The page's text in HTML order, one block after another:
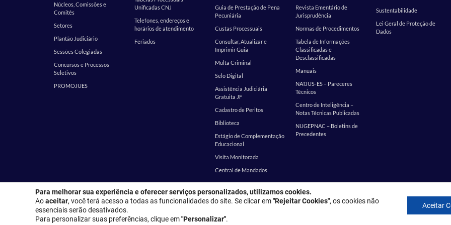
Núcleos, Comissões e
Comitês
Setores
Plantão Judiciário
Sessões Colegiadas
Concursos e Processos
Seletivos
PROMOJUES
Unificadas CNJ
Telefones, endereços e
horários de atendimento
Feriados
Guia de Prestação de Pena
Pecuniária
Custas Processuais
Consultar, Atualizar e
Imprimir Guia
Multa Criminal
Selo Digital
Assistência Judiciária
Gratuita JF
Cadastro de Peritos
Biblioteca
Estágio de Complementação
Educacional
Visita Monitorada
Central de Mandados
Revista Ementário de
Jurisprudência
Normas de Procedimentos
Tabela de Informações
Classificadas e
Desclassificadas
Manuais
NATJUS-ES – Pareceres
Técnicos
Centro de Inteligência –
Notas Técnicas Publicadas
NUGEPNAC – Boletins de
Precedentes
Sustentabilidade
Lei Geral de Proteção de
Dados
Endereço: Rua Desembargador Homero Mafra, 60 - Enseada do Suá, Vitória - ES,
Para melhorar sua experiência e oferecer serviços personalizados, utilizamos cookies.
Aoaceitar, você terá acesso a todas as funcionalidades do site. Se clicar em"Rejeitar Cookies", os cookies não
essenciais serão desativados.
Para personalizar suas preferências, clique em"Personalizar".
Aceitar